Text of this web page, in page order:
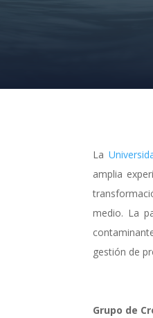
La
amplia
medio. La
gestión de
Grupo de